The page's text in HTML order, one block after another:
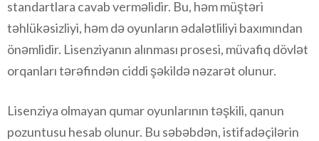
standartlara cavab verməlidir. Bu, həm müştəri
təhlükəsizliyi, həm də oyunların ədalətliliyi baxımından
önəmlidir. Lisenziyanın alınması prosesi, müvafiq dövlət
orqanları tərəfindən ciddi şəkildə nəzarət olunur.
Lisenziya olmayan qumar oyunlarının təşkili, qanun
pozuntusu hesab olunur. Bu səbəbdən, istifadəçilərin